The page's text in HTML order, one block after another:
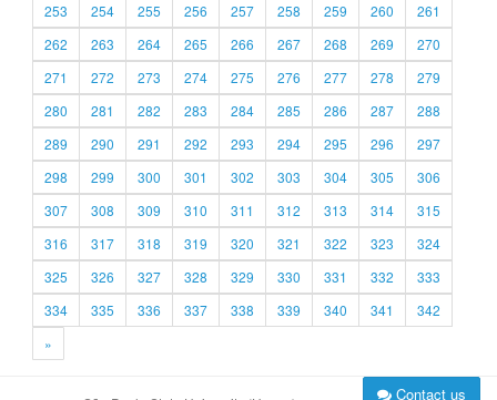
253
254 255 256 257 258 259 260
261
262
263 264 265 266 267 268 269
270
271
272 273 274 275 276 277 278
279
280
281 282 283 284 285 286 287
288
289
290 291 292 293 294 295 296
297
298
299 300 301 302 303 304 305
306
307
308 309 310 311 312 313 314
315
316
317 318 319 320 321 322 323
324
325
326 327 328 329 330 331 332
333
334
335 336 337 338 339 340 341
342
»
Contact us